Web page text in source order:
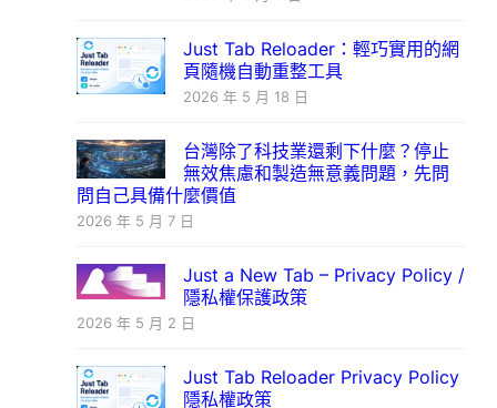
Just Tab Reloader：輕巧實用的網
頁隨機自動重整工具
2026 年 5 月 18 日
台灣除了科技業還剩下什麼？停止
無效焦慮和製造無意義問題，先問
問自己具備什麼價值
2026 年 5 月 7 日
Just a New Tab – Privacy Policy /
隱私權保護政策
2026 年 5 月 2 日
Just Tab Reloader Privacy Policy
隱私權政策